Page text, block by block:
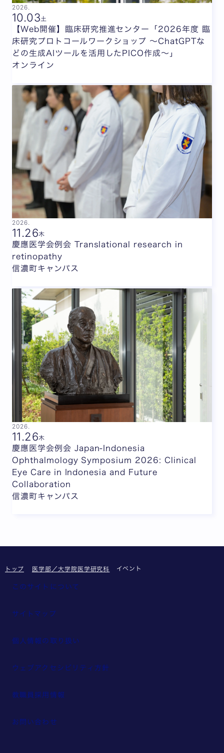
2026.
10.03土
【Web開催】臨床研究推進センター「2026年度 臨
床研究プロトコールワークショップ ～ChatGPTな
どの生成AIツールを活用したPICO作成～」
オンライン
2026.
11.26木
慶應医学会例会 Translational research in
retinopathy
信濃町キャンパス
2026.
11.26木
慶應医学会例会 Japan-Indonesia
Ophthalmology Symposium 2026: Clinical
Eye Care in Indonesia and Future
Collaboration
信濃町キャンパス
トップ 医学部／大学院医学研究科 イベント
このサイトについて
サイトマップ
個人情報の取り扱い
ウェブアクセシビリティ方針
教職員採用情報
お問い合わせ